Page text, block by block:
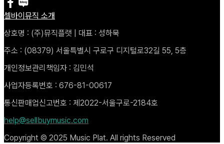
셀바이뮤직 소개
상호명 : (주)뮤직플랫 | 대표 : 성하묵
주소 : (08379) 서울특별시 구로구 디지털로32길 55, 5층
개인정보관리책임자 : 김민석
사업자등록번호 : 676-81-00617
통신판매업신고번호 : 제2022-서울구로-2184호
help@sellbuymusic.com
Copyright © 2025 Music Plat. All rights Reserved